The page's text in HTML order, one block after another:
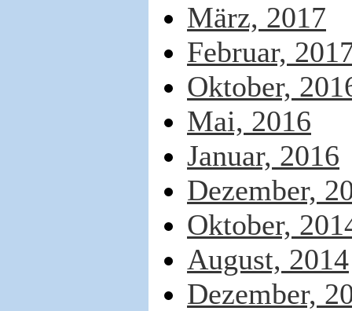
März, 2017
Februar,
Oktober,
Mai, 2016
Januar, 2016
Dezember,
Oktober,
August, 2014
Dezember,